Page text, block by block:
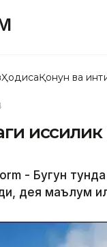
ҲодисаҚонун ва
- Бугун
дея маълум